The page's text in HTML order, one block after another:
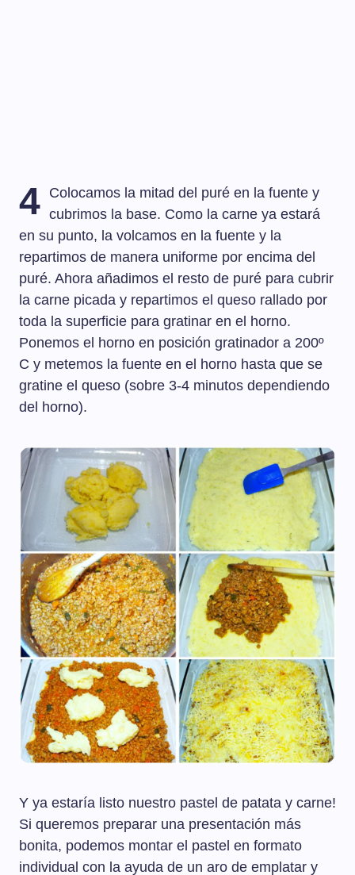
4 Colocamos la mitad del puré en la fuente y
cubrimos la base. Como la carne ya estará
en su punto, la volcamos en la fuente y la
repartimos de manera uniforme por encima del
puré. Ahora añadimos el resto de puré para cubrir
la carne picada y repartimos el queso rallado por
toda la superficie para gratinar en el horno.
Ponemos el horno en posición gratinador a 200º
C y metemos la fuente en el horno hasta que se
gratine el queso (sobre 3-4 minutos dependiendo
del horno).
Y ya estaría listo nuestro pastel de patata y carne!
Si queremos preparar una presentación más
bonita, podemos montar el pastel en formato
individual con la ayuda de un aro de emplatar y